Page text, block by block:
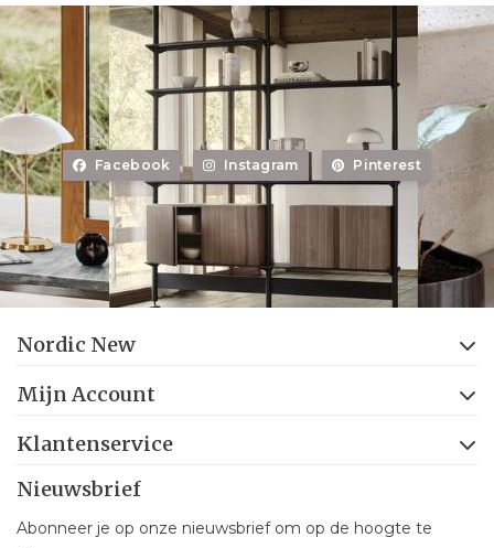
Facebook Instagram Pinterest
Nordic New
Mijn Account
Klantenservice
Nieuwsbrief
Abonneer je op onze nieuwsbrief om op de hoogte te